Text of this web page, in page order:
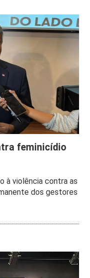
feminicídio
à violência contra as
dos gestores